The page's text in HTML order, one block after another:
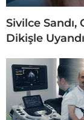
Sivilce
Dikişle Uyandı